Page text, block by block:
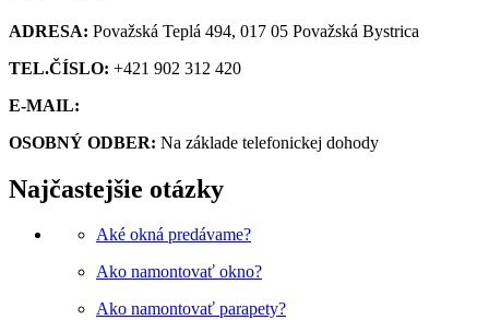
ADRESA: Považská Teplá 494, 017 05 Považská Bystrica
TEL.ČÍSLO: +421 902 312 420
E-MAIL:
OSOBNÝ ODBER: Na základe telefonickej dohody
Najčastejšie otázky
Aké okná predávame?
Ako namontovať okno?
Ako namontovať parapety?